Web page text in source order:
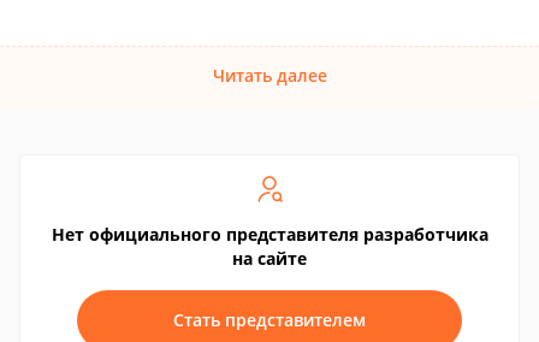
Читать далее
Нет официального представителя разработчика
на сайте
Стать представителем